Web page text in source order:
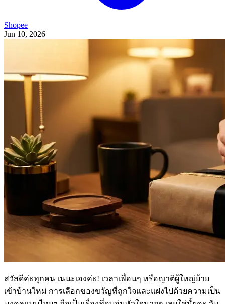
Shopee
Jun 10, 2026
สวัสดีค่ะทุกคน เนนะเองค่ะ! เวลาเพื่อนๆ หรือญาติผู้ใหญ่ย้าย
เข้าบ้านใหม่ การเลือกของขวัญที่ถูกใจและแฝงไปด้วยความเป็น